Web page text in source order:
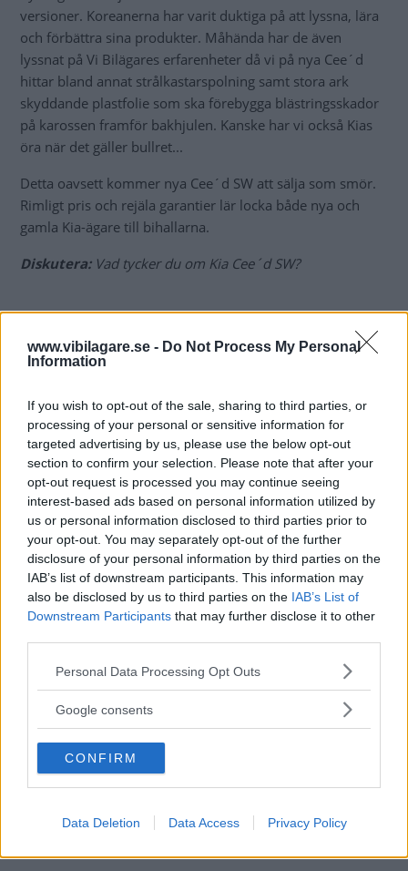
www.vibilagare.se - Do Not Process My Personal
Information
If you wish to opt-out of the sale, sharing to third parties, or
processing of your personal or sensitive information for
targeted advertising by us, please use the below opt-out
section to confirm your selection. Please note that after your
opt-out request is processed you may continue seeing
interest-based ads based on personal information utilized by
us or personal information disclosed to third parties prior to
your opt-out. You may separately opt-out of the further
disclosure of your personal information by third parties on the
IAB’s list of downstream participants. This information may
also be disclosed by us to third parties on the IAB’s List of
Downstream Participants that may further disclose it to other
Please note that this website/app uses one or more Google
not limited to your visit or usage behaviour. You may click to
use your data for below specified purposes in below Google
consent section.
Personal Data Processing Opt Outs
Google consents
CONFIRM
Data Deletion Data Access Privacy Policy
versioner. Koreanerna har varit duktiga på att lyssna, lära
och förbättra sina produkter. Måhända har de även
lyssnat på Vi Bilägares erfarenheter då vi på nya Cee´d
hittar bland annat strålkastarspolning samt stora ark
skyddande plastfolie som ska förebygga blästringsskador
på karossen framför bakhjulen. Kanske har vi också Kias
öra när det gäller bullret...
Detta oavsett kommer nya Cee´d SW att sälja som smör.
Rimligt pris och rejäla garantier lär locka både nya och
gamla Kia-ägare till bihallarna.
Diskutera: Vad tycker du om Kia Cee´d SW?